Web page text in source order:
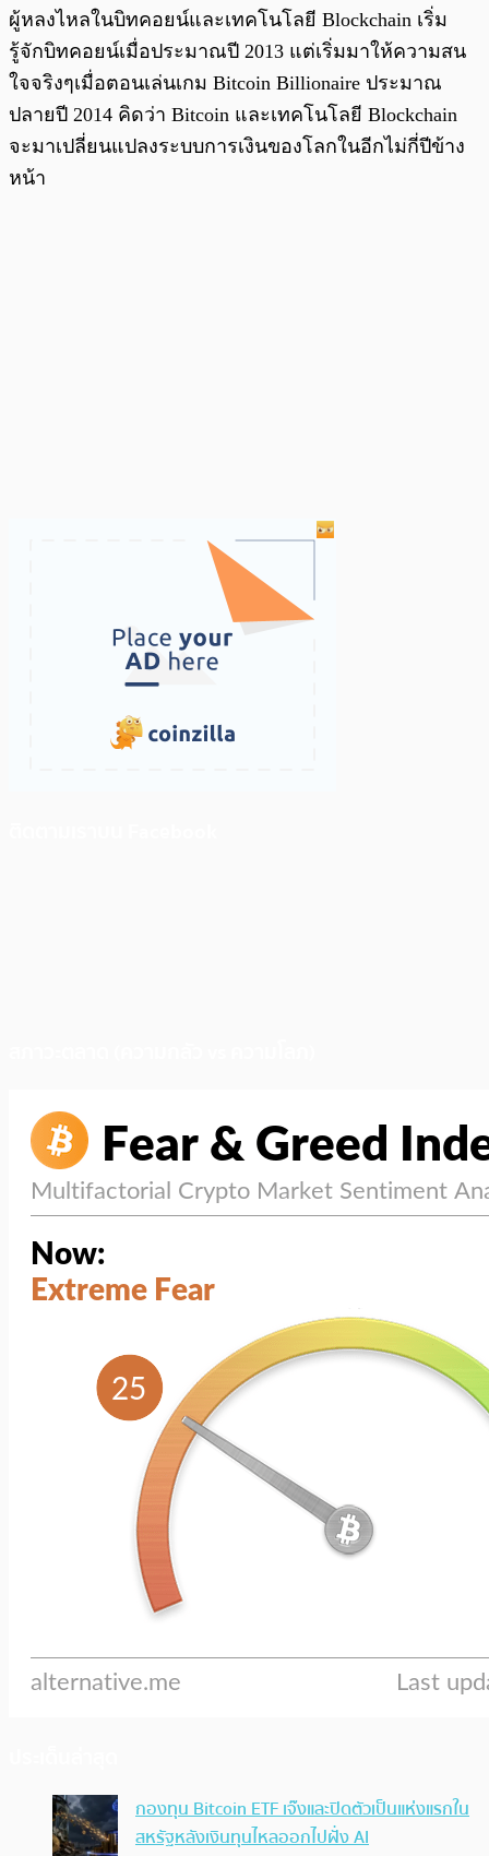
ผู้หลงไหลในบิทคอยน์และเทคโนโลยี Blockchain เริ่ม
รู้จักบิทคอยน์เมื่อประมาณปี 2013 แต่เริ่มมาให้ความสน
ใจจริงๆเมื่อตอนเล่นเกม Bitcoin Billionaire ประมาณ
ปลายปี 2014 คิดว่า Bitcoin และเทคโนโลยี Blockchain
จะมาเปลี่ยนแปลงระบบการเงินของโลกในอีกไม่กี่ปีข้าง
หน้า
กองทุน Bitcoin ETF เจ๊งและปิดตัวเป็นแห่งแรกใน
สหรัฐหลังเงินทุนไหลออกไปฝั่ง AI